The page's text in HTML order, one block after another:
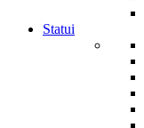
Statui